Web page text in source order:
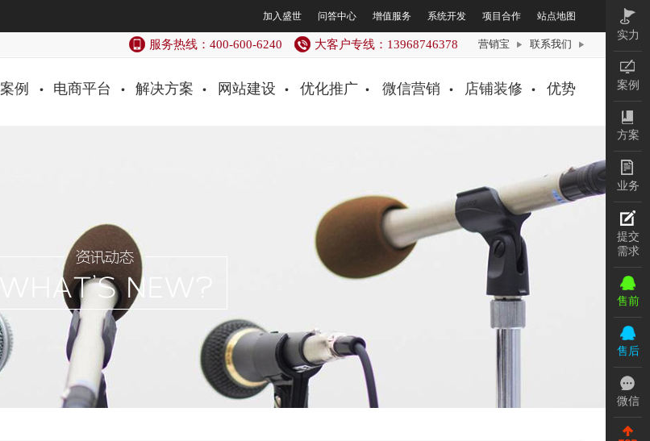
加入盛世 问答中心 增值服务 系统开发 项目合作 站点地图
联系我们
营销宝
服务热线：400-600-6240 大客户专线：13968746378
案例 电商平台 解决方案 网站建设 优化推广 微信营销 店铺装修 优势
实力
案例
方案
业务
提交
需求
售前
售后
微信